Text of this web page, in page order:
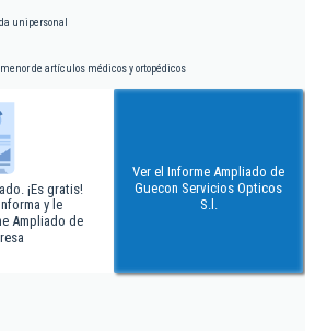
unipersonal
de artículos médicos y ortopédicos
¡Es gratis!
y le
Ampliado de
Ver el Informe Ampliado de
Guecon Servicios Opticos
S.l.